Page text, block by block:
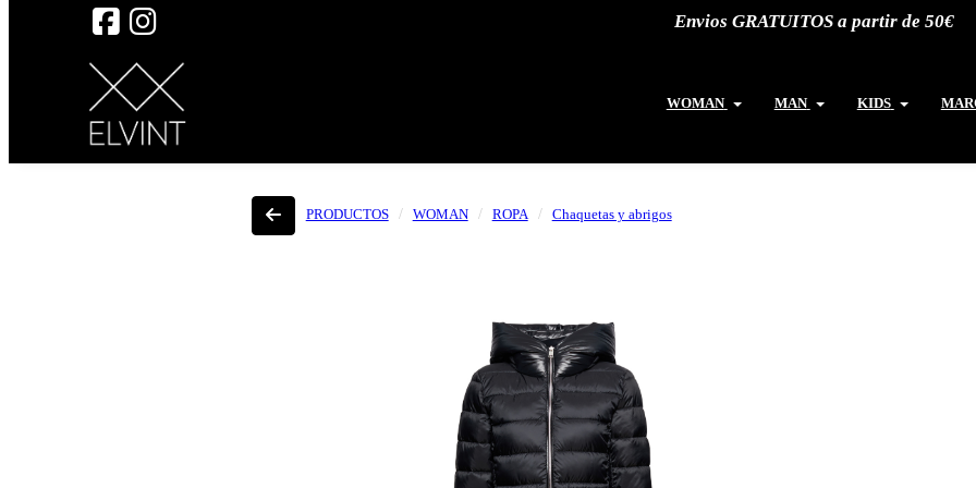
Envios GRATUITOS a partir de 50€
WOMAN MAN KIDS
PRODUCTOS WOMAN ROPA Chaquetas y abrigos